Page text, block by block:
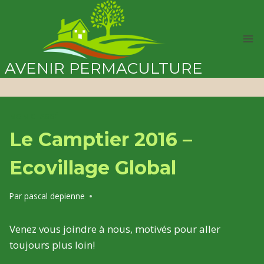
AVENIR PERMACULTURE
Le Camptier 2016 –
Ecovillage Global
Par pascal depienne
Venez vous joindre à nous, motivés pour aller
toujours plus loin!